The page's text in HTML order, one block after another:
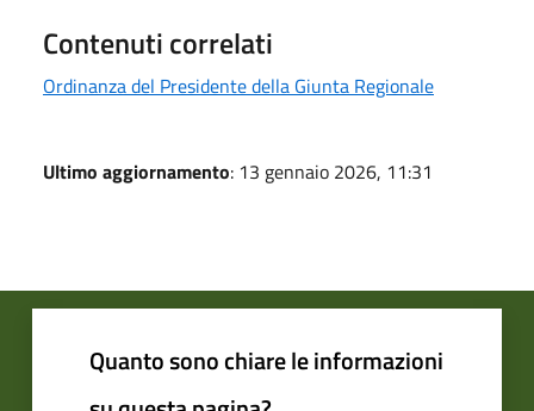
Contenuti correlati
Ordinanza del Presidente della Giunta Regionale
Ultimo aggiornamento: 13 gennaio 2026, 11:31
Quanto sono chiare le informazioni